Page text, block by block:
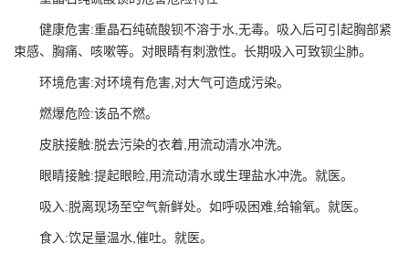
健康危害:重晶石纯硫酸钡不溶于水,无毒。吸入后可引起胸部紧
束感、胸痛、咳嗽等。对眼睛有刺激性。长期吸入可致钡尘肺。
环境危害:对环境有危害,对大气可造成污染。
燃爆危险:该品不燃。
皮肤接触:脱去污染的衣着,用流动清水冲洗。
眼睛接触:提起眼睑,用流动清水或生理盐水冲洗。就医。
吸入:脱离现场至空气新鲜处。如呼吸困难,给输氧。就医。
食入:饮足量温水,催吐。就医。